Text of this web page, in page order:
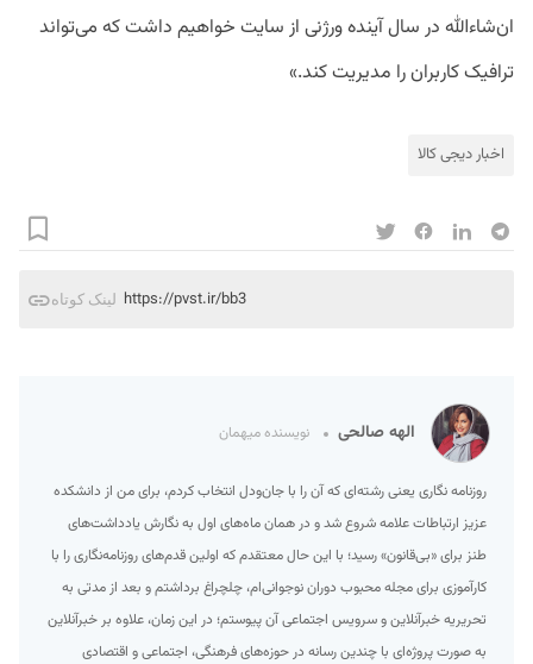
ان‌شاءالله در سال آینده ورژنی از سایت خواهیم داشت که می‌تواند
ترافیک کاربران را مدیریت کند.»
اخبار دیجی کالا
لینک کوتاه https://pvst.ir/bb3
الهه صالحی نویسنده میهمان
روزنامه نگاری یعنی رشته‌ای که آن را با جان‌ودل انتخاب کردم، برای من از دانشکده
عزیز ارتباطات علامه شروع شد و در همان ماه‌های اول به نگارش یادداشت‌های
طنز برای «بی‌قانون» رسید؛ با این حال معتقدم که اولین قدم‌های روزنامه‌نگاری را با
کارآموزی برای مجله محبوب دوران نوجوانی‌ام، چلچراغ برداشتم و بعد از مدتی به
تحریریه خبرآنلاین و سرویس اجتماعی آن پیوستم؛ در این زمان، علاوه بر خبرآنلاین
به صورت پروژه‌ای با چندین رسانه در حوزه‌های فرهنگی، اجتماعی و اقتصادی